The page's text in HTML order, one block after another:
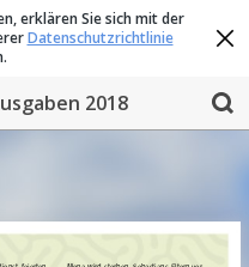
2018
erklären Sie sich mit der
Datenschutzrichtlinie